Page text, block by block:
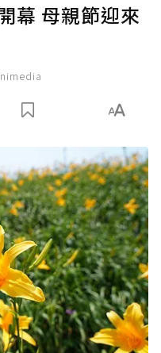
幕 母親節迎來